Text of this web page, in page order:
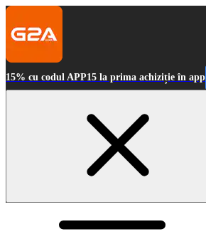
15% cu codul APP15 la prima achiziție în app